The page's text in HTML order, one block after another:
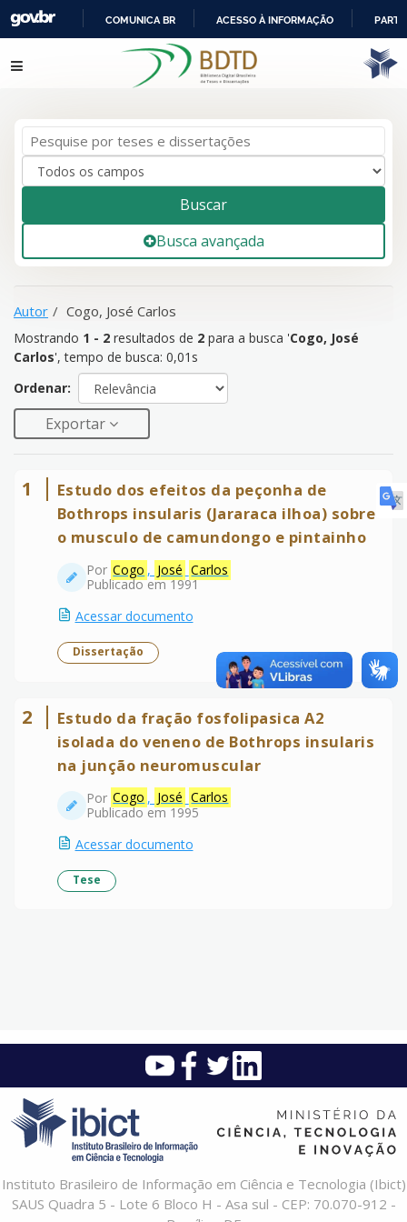
IR
PARA
COMUNICA BR ACESSO À INFORMAÇÃO
resultados de 2para a busca '
Carlos
Pular para o conteúdo
Buscar
Busca avançada
Autor Cogo, José Carlos
Mostrando 1 - 2 resultados de 2 para a busca 'Cogo, José
Carlos', tempo de busca: 0,01s
Ordenar:
Exportar
1
Estudo dos efeitos da peçonha de
Bothrops insularis (Jararaca ilhoa) sobre
o musculo de camundongo e pintainho
Por Cogo , José Carlos
Publicado em 1991
Acessar documento
Dissertação
2
Estudo da fração fosfolipasica A2
isolada do veneno de Bothrops insularis
na junção neuromuscular
Por Cogo , José Carlos
Publicado em 1995
Acessar documento
Tese
Instituto Brasileiro de Informação em Ciência e Tecnologia (Ibict)
SAUS Quadra 5 - Lote 6 Bloco H - Asa sul - CEP: 70.070-912 -